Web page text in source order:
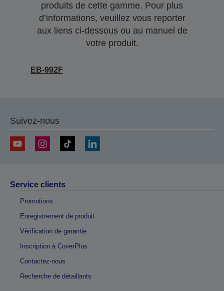
produits de cette gamme. Pour plus
d’informations, veuillez vous reporter
aux liens ci-dessous ou au manuel de
votre produit.
EB-992F
Suivez-nous
Service clients
Promotions
Enregistrement de produit
Vérification de garantie
Inscription à CoverPlus
Contactez-nous
Recherche de détaillants